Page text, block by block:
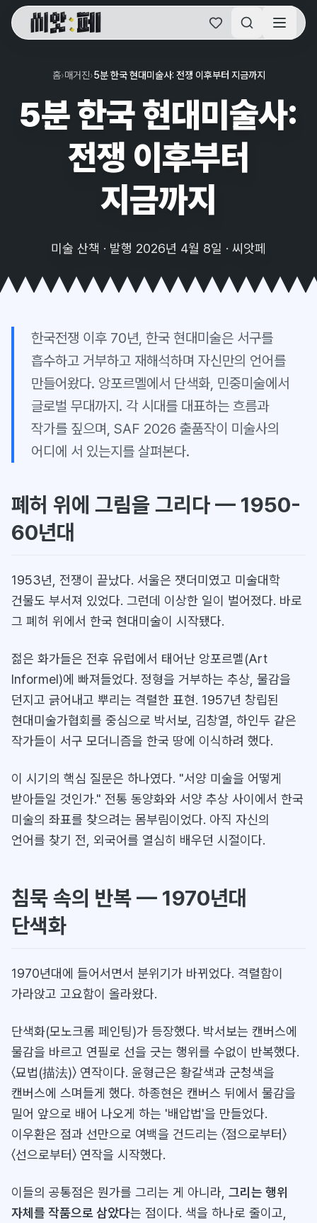
씨앗페 온라인 홈
홈›매거진›5분 한국 현대미술사: 전쟁 이후부터 지금까지
5분 한국 현대미술사:
전쟁 이후부터
지금까지
미술 산책 · 발행 2026년 4월 8일 · 씨앗페
한국전쟁 이후 70년, 한국 현대미술은 서구를
흡수하고 거부하고 재해석하며 자신만의 언어를
만들어왔다. 앙포르멜에서 단색화, 민중미술에서
글로벌 무대까지. 각 시대를 대표하는 흐름과
작가를 짚으며, SAF 2026 출품작이 미술사의
어디에 서 있는지를 살펴본다.
폐허 위에 그림을 그리다 — 1950-
60년대
1953년, 전쟁이 끝났다. 서울은 잿더미였고 미술대학
건물도 부서져 있었다. 그런데 이상한 일이 벌어졌다. 바로
그 폐허 위에서 한국 현대미술이 시작됐다.
젊은 화가들은 전후 유럽에서 태어난 앙포르멜(Art
Informel)에 빠져들었다. 정형을 거부하는 추상, 물감을
던지고 긁어내고 뿌리는 격렬한 표현. 1957년 창립된
현대미술가협회를 중심으로 박서보, 김창열, 하인두 같은
작가들이 서구 모더니즘을 한국 땅에 이식하려 했다.
이 시기의 핵심 질문은 하나였다. "서양 미술을 어떻게
받아들일 것인가." 전통 동양화와 서양 추상 사이에서 한국
미술의 좌표를 찾으려는 몸부림이었다. 아직 자신의
언어를 찾기 전, 외국어를 열심히 배우던 시절이다.
침묵 속의 반복 — 1970년대
단색화
1970년대에 들어서면서 분위기가 바뀌었다. 격렬함이
가라앉고 고요함이 올라왔다.
단색화(모노크롬 페인팅)가 등장했다. 박서보는 캔버스에
물감을 바르고 연필로 선을 긋는 행위를 수없이 반복했다.
〈묘법(描法)〉 연작이다. 윤형근은 황갈색과 군청색을
캔버스에 스며들게 했다. 하종현은 캔버스 뒤에서 물감을
밀어 앞으로 배어 나오게 하는 '배압법'을 만들었다.
이우환은 점과 선만으로 여백을 건드리는 〈점으로부터〉
〈선으로부터〉 연작을 시작했다.
이들의 공통점은 뭔가를 그리는 게 아니라, 그리는 행위
자체를 작품으로 삼았다는 점이다. 색을 하나로 줄이고,